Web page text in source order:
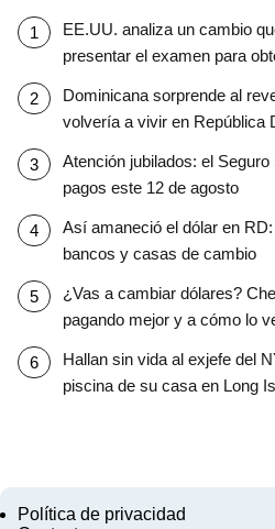
EE.UU. analiza un cambio
presentar el examen para
Dominicana sorprende al
volvería a vivir en República
Atención jubilados: el
pagos este 12 de agosto
Así amaneció el dólar en
bancos y casas de cambio
¿Vas a cambiar dólares?
pagando mejor y a cómo lo
Hallan sin vida al exjefe del
piscina de su casa en Long
Política de privacidad